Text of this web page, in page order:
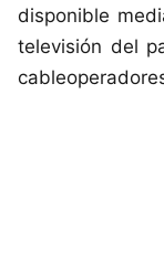
disponible
televisión del